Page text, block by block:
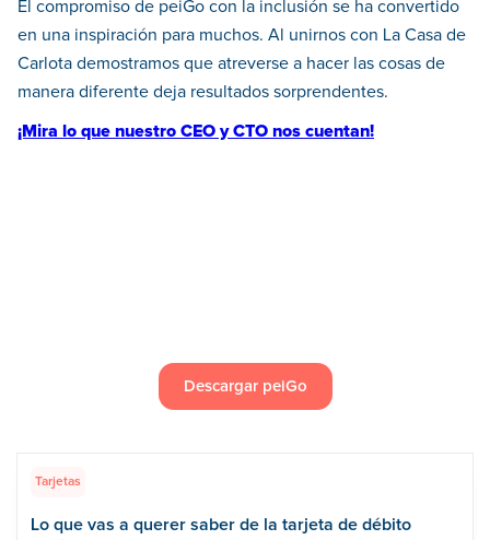
El compromiso de peiGo con la inclusión se ha convertido
en una inspiración para muchos. Al unirnos con La Casa de
Carlota demostramos que atreverse a hacer las cosas de
manera diferente deja resultados sorprendentes.
¡Mira lo que nuestro CEO y CTO nos cuentan!
Descargar peiGo
Tarjetas
Lo que vas a querer saber de la tarjeta de débito